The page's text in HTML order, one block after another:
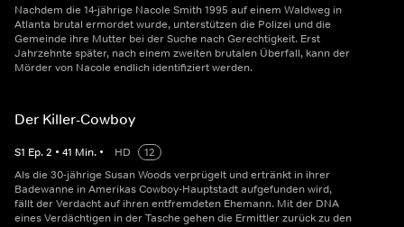
Nachdem die 14-jährige Nacole Smith 1995 auf einem Waldweg in
Atlanta brutal ermordet wurde, unterstützen die Polizei und die
Gemeinde ihre Mutter bei der Suche nach Gerechtigkeit. Erst
Jahrzehnte später, nach einem zweiten brutalen Überfall, kann der
Mörder von Nacole endlich identifiziert werden.
Der Killer-Cowboy
S1 Ep.2 • 41 Min. • HD
12
Als die 30-jährige Susan Woods verprügelt und ertränkt in ihrer
Badewanne in Amerikas Cowboy-Hauptstadt aufgefunden wird,
fällt der Verdacht auf ihren entfremdeten Ehemann. Mit der DNA
eines Verdächtigen in der Tasche gehen die Ermittler zurück zu den